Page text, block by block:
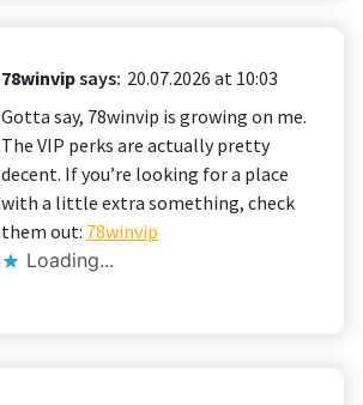
78winvipsays: 20.07.2026 at 10:03
Gotta say, 78winvip is growing on me.
The VIP perks are actually pretty
decent. If you’re looking for a place
with a little extra something, check
them out: 78winvip
Loading...